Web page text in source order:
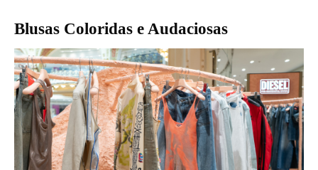
Blusas Coloridas e Audaciosas